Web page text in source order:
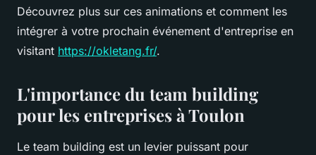
Découvrez plus sur ces animations et comment les
intégrer à votre prochain événement d'entreprise en
visitant https://okletang.fr/.
L'importance du team building
pour les entreprises à Toulon
Le team building est un levier puissant pour